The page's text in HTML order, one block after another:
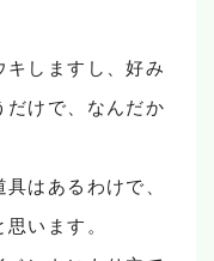
しますし、好み
けで、なんだか
はあるわけで、
います。